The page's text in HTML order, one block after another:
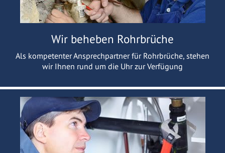
Wir beheben Rohrbrüche
Als kompetenter Ansprechpartner für Rohrbrüche, stehen
wir Ihnen rund um die Uhr zur Verfügung